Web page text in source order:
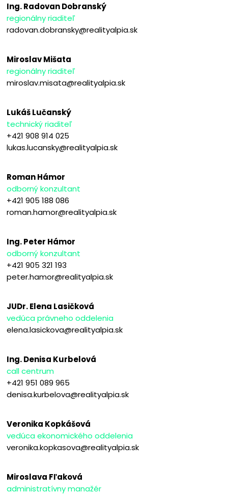
Ing. Radovan Dobranský
regionálny riaditeľ
radovan.dobransky@realityalpia.sk
Miroslav Mišata
regionálny riaditeľ
miroslav.misata@realityalpia.sk
Lukáš Lučanský
technický riaditeľ
+421 908 914 025
lukas.lucansky@realityalpia.sk
Roman Hámor
odborný konzultant
+421 905 188 086
roman.hamor@realityalpia.sk
Ing. Peter Hámor
odborný konzultant
+421 905 321 193
peter.hamor@realityalpia.sk
JUDr. Elena Lasičková
vedúca právneho oddelenia
elena.lasickova@realityalpia.sk
Ing. Denisa Kurbelová
call centrum
+421 951 089 965
denisa.kurbelova@realityalpia.sk
Veronika Kopkášová
vedúca ekonomického oddelenia
veronika.kopkasova@realityalpia.sk
Miroslava Fľaková
administratívny manažér